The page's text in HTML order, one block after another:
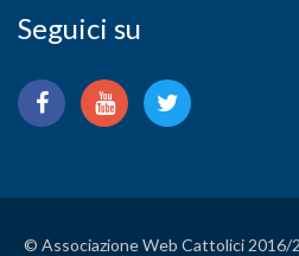
Seguici su
© Associazione Web Cattolici 2016/